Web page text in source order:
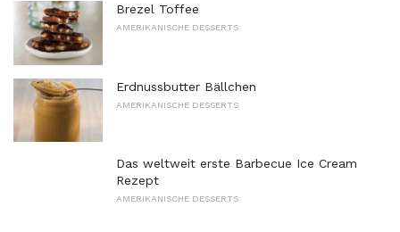
Brezel Toffee
AMERIKANISCHE DESSERTS
Erdnussbutter Bällchen
AMERIKANISCHE DESSERTS
Das weltweit erste Barbecue Ice Cream
Rezept
AMERIKANISCHE DESSERTS